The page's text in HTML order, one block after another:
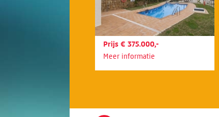
Prijs € 375.000,-
Meer informatie